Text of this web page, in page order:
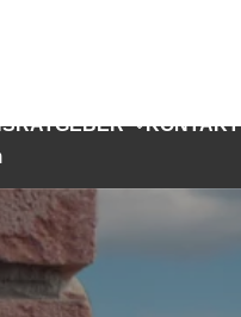
RATGEBER KONTAKT